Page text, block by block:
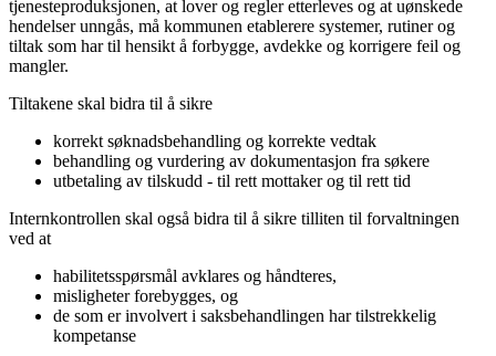
tjenesteproduksjonen, at lover og regler etterleves og at uønskede
hendelser unngås, må kommunen etablerere systemer, rutiner og
tiltak som har til hensikt å forbygge, avdekke og korrigere feil og
mangler.
Tiltakene skal bidra til å sikre
korrekt søknadsbehandling og korrekte vedtak
behandling og vurdering av dokumentasjon fra søkere
utbetaling av tilskudd - til rett mottaker og til rett tid
Internkontrollen skal også bidra til å sikre tilliten til forvaltningen
ved at
habilitetsspørsmål avklares og håndteres,
misligheter forebygges, og
de som er involvert i saksbehandlingen har tilstrekkelig
kompetanse